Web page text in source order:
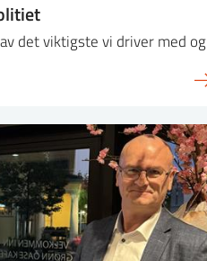
det viktigste vi driver med og